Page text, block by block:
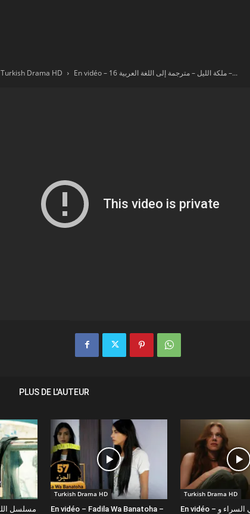
Turkish Drama HD En vidéo – 16 ملكة الليل – مترجمة إلى اللغة العربية –...
PLUS DE L'AUTEUR
Turkish Drama HD
En vidéo – Fadila Wa Banatoha –
Turkish Drama HD
En vidéo – مسلسل في السراء و